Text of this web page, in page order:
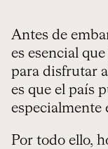
Antes de
es esencial
para disfrutar
es que el país
especialmente
Por todo ello,